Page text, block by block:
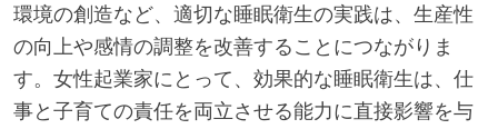
環境の創造など、適切な睡眠衛生の実践は、生産性
の向上や感情の調整を改善することにつながりま
す。女性起業家にとって、効果的な睡眠衛生は、仕
事と子育ての責任を両立させる能力に直接影響を与